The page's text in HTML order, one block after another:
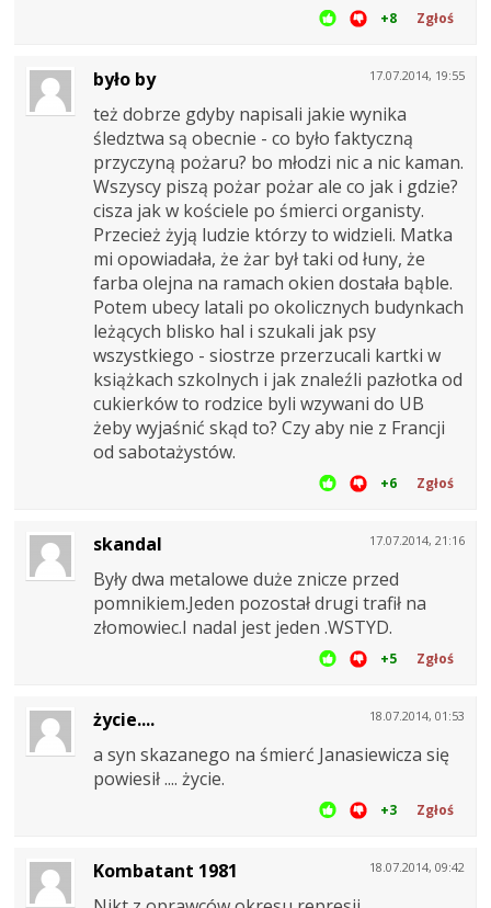
+8 Zgłoś
17.07.2014, 19:55
było by
też dobrze gdyby napisali jakie wynika
śledztwa są obecnie - co było faktyczną
przyczyną pożaru? bo młodzi nic a nic kaman.
Wszyscy piszą pożar pożar ale co jak i gdzie?
cisza jak w kościele po śmierci organisty.
Przecież żyją ludzie którzy to widzieli. Matka
mi opowiadała, że żar był taki od łuny, że
farba olejna na ramach okien dostała bąble.
Potem ubecy latali po okolicznych budynkach
leżących blisko hal i szukali jak psy
wszystkiego - siostrze przerzucali kartki w
książkach szkolnych i jak znaleźli pazłotka od
cukierków to rodzice byli wzywani do UB
żeby wyjaśnić skąd to? Czy aby nie z Francji
od sabotażystów.
+6 Zgłoś
17.07.2014, 21:16
skandal
Były dwa metalowe duże znicze przed
pomnikiem.Jeden pozostał drugi trafił na
złomowiec.I nadal jest jeden .WSTYD.
+5 Zgłoś
18.07.2014, 01:53
życie....
a syn skazanego na śmierć Janasiewicza się
powiesił .... życie.
+3 Zgłoś
18.07.2014, 09:42
Kombatant 1981